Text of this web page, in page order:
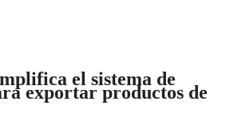
el sistema de
exportar productos de